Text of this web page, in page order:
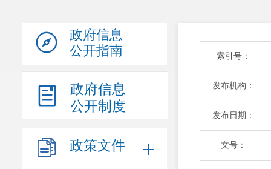
政府信息
公开指南
政府信息
公开制度
政策文件
索引号：
发布机构：
发布日期：
文号：